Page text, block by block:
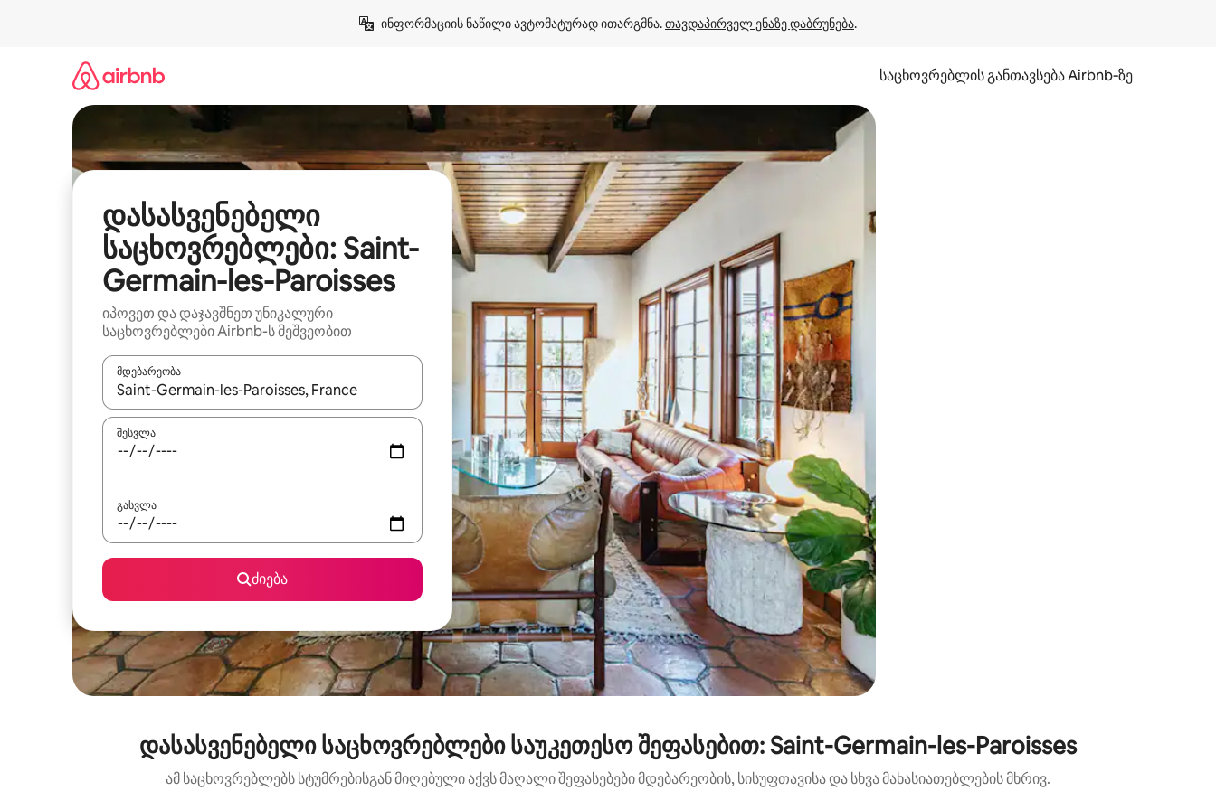
ინფორმაციის ნაწილი ავტომატურად ითარგმნა. თავდაპირველ ენაზე დაბრუნება.
საცხოვრებლის განთავსება Airbnb‑ზე
დასასვენებელი
საცხოვრებლები: Saint-
Germain-les-Paroisses
იპოვეთ და დაჯავშნეთ უნიკალური
საცხოვრებლები Airbnb-ს მეშვეობით
მდებარეობა
როცა შედეგები ხელმისაწვდომი გახდება, ნავიგაციისთვის გამოიყენეთ კლავიშები ზემოთ/ქვემოთ მიმართული ისრებით ან შეხებისა თუ თითის გასმის ჟესტები.
შესვლა
გასვლა
ძიება
დასასვენებელი საცხოვრებლები საუკეთესო შეფასებით: Saint-Germain-les-Paroisses
ამ საცხოვრებლებს სტუმრებისგან მიღებული აქვს მაღალი შეფასებები მდებარეობის, სისუფთავისა და სხვა მახასიათებლების მხრივ.